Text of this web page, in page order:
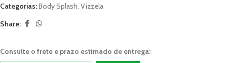
Categorias:Body Splash, Vizzela
Share:
Consulte o frete e prazo estimado de entrega: